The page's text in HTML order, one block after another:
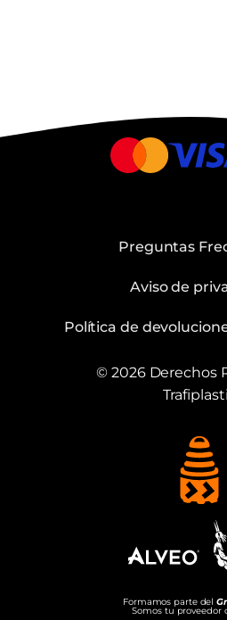
Preguntas
Aviso de
Política de
© 2026 Derechos
Formamos parte del
Somos tu proveedor